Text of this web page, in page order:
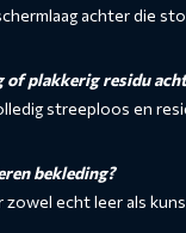
achter die
of plakkerig residu
streeploos en
bekleding?
zowel echt leer als